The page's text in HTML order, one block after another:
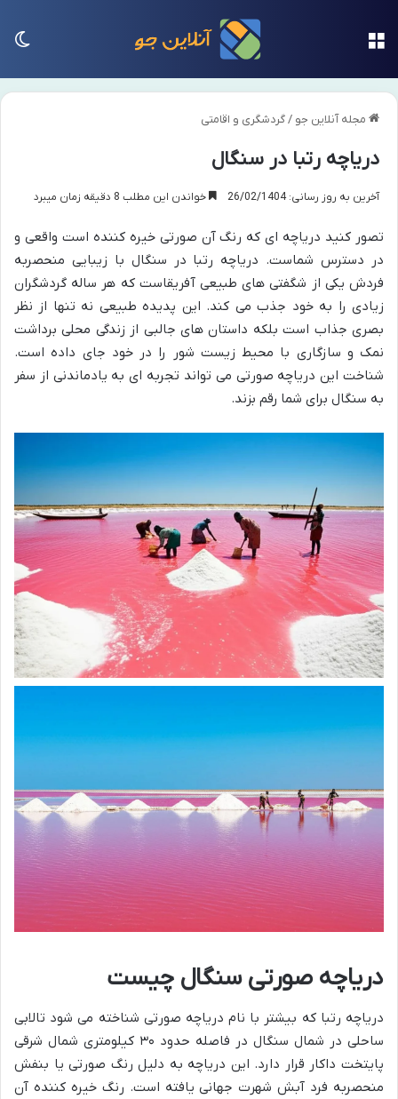
مجله آنلاین جو /گردشگری و اقامتی
دریاچه رتبا در سنگال
آخرین به روز رسانی: 26/02/1404 خواندن این مطلب 8 دقیقه زمان میبرد
تصور کنید دریاچه ای که رنگ آن صورتی خیره کننده است واقعی و
در دسترس شماست. دریاچه رتبا در سنگال با زیبایی منحصربه
فردش یکی از شگفتی های طبیعی آفریقاست که هر ساله گردشگران
زیادی را به خود جذب می کند. این پدیده طبیعی نه تنها از نظر
بصری جذاب است بلکه داستان های جالبی از زندگی محلی برداشت
نمک و سازگاری با محیط زیست شور را در خود جای داده است.
شناخت این دریاچه صورتی می تواند تجربه ای به یادماندنی از سفر
به سنگال برای شما رقم بزند.
دریاچه صورتی سنگال چیست
دریاچه رتبا که بیشتر با نام دریاچه صورتی شناخته می شود تالابی
ساحلی در شمال سنگال در فاصله حدود ۳۰ کیلومتری شمال شرقی
پایتخت داکار قرار دارد. این دریاچه به دلیل رنگ صورتی یا بنفش
منحصربه فرد آبش شهرت جهانی یافته است. رنگ خیره کننده آن